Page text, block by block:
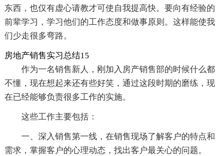
东西，也仅有虚心请教才可使自我提高快。要向有经验的
前辈学习，学习他们的工作态度和做事原则。这样能使我
们少走很多弯路。
房地产销售实习总结15
作为一名销售新人，刚加入房产销售部的时候什么都
不懂，现在想起来还有些好笑，通过这段时期的磨练，现
在已经能够负责很多工作的实施。
这些工作主要包括：
一、深入销售第一线，在销售现场了解客户的特点和
需求，掌握客户的心理动态，找出客户最关心的问题。